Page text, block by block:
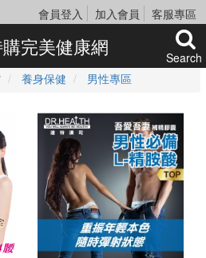
會員登入 加入會員 客服專區
完美健康網
Search
養身保健 男性專區